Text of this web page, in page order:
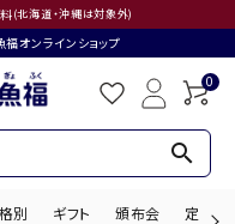
(北海道・沖縄は対象外)
オンラインショップ
0
search
別 ギフト 頒布会 定期購